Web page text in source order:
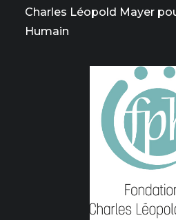
Charles Léopold Mayer
Humain